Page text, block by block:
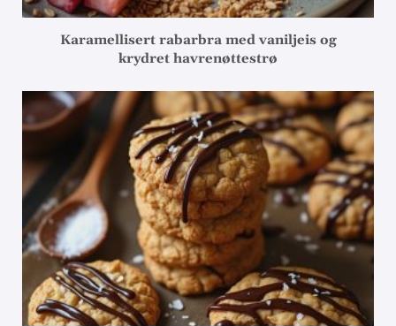
Karamellisert rabarbra med vaniljeis og
krydret havrenøttestrø